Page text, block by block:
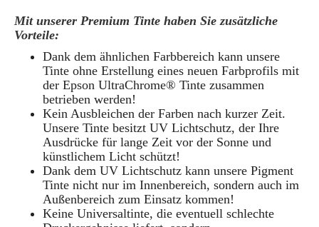
Mit unserer Premium Tinte haben Sie zusätzliche
Vorteile:
Dank dem ähnlichen Farbbereich kann unsere
Tinte ohne Erstellung eines neuen Farbprofils mit
der Epson UltraChrome® Tinte zusammen
betrieben werden!
Kein Ausbleichen der Farben nach kurzer Zeit.
Unsere Tinte besitzt UV Lichtschutz, der Ihre
Ausdrücke für lange Zeit vor der Sonne und
künstlichem Licht schützt!
Dank dem UV Lichtschutz kann unsere Pigment
Tinte nicht nur im Innenbereich, sondern auch im
Außenbereich zum Einsatz kommen!
Keine Universaltinte, die eventuell schlechte